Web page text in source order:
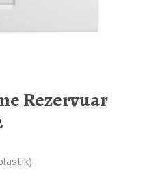
Rezervuar